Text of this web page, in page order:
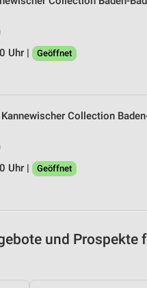
Uhr |
Geöffnet
Collection
Uhr |
Geöffnet
und Prospekte